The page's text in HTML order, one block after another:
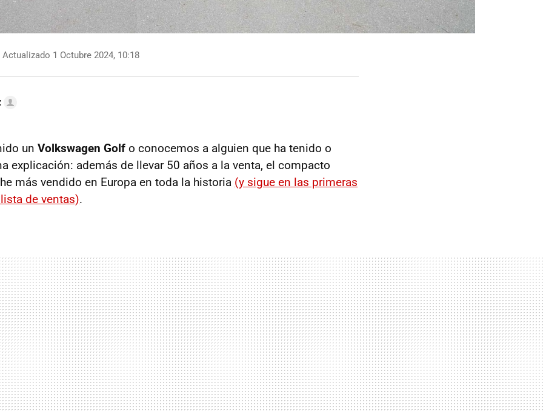
Actualizado 1 Octubre 2024, 10:18
un Volkswagen Golf o conocemos a alguien que ha tenido o
explicación: además de llevar 50 años a la venta, el compacto
más vendido en Europa en toda la historia (y sigue en las primeras
de ventas).